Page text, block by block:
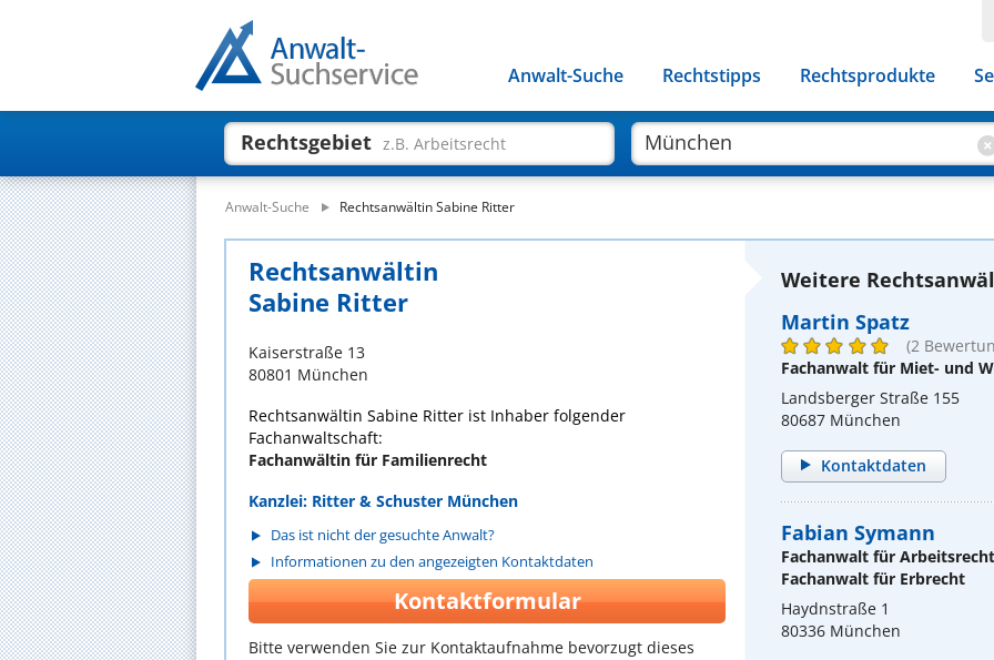
Anwalt-Suche Rechtstipps Rechtsprodukte
Rechtsgebiet z.B. Arbeitsrecht
Anwalt-Suche Rechtsanwältin Sabine Ritter
Rechtsanwältin
Sabine Ritter
Kaiserstraße 13
80801 München
Rechtsanwältin Sabine Ritter ist Inhaber folgender
Fachanwaltschaft:
Fachanwältin für Familienrecht
Kanzlei: Ritter & Schuster München
Das ist nicht der gesuchte Anwalt?
Informationen zu den angezeigten Kontaktdaten
Kontaktformular
Bitte verwenden Sie zur Kontaktaufnahme bevorzugt dieses
Weitere
Martin Spatz
(2
Fachanwalt für Miet- und
Landsberger Straße 155
80687 München
Kontaktdaten
Fabian Symann
Fachanwalt für Arbeitsrecht
Fachanwalt für Erbrecht
Haydnstraße 1
80336 München